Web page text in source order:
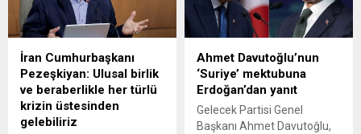
İran Cumhurbaşkanı
Pezeşkiyan: Ulusal birlik
ve beraberlikle her türlü
krizin üstesinden
gelebiliriz
Ahmet Davutoğlu’nun
‘Suriye’ mektubuna
Erdoğan’dan yanıt
Gelecek Partisi Genel
Başkanı Ahmet Davutoğlu,